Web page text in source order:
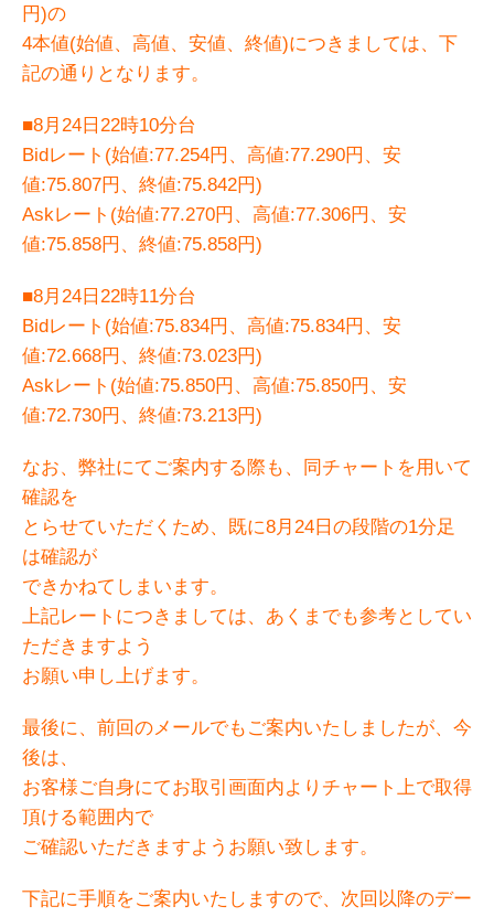
円)の
4本値(始値、高値、安値、終値)につきましては、下
記の通りとなります。
■8月24日22時10分台
Bidレート(始値:77.254円、高値:77.290円、安
値:75.807円、終値:75.842円)
Askレート(始値:77.270円、高値:77.306円、安
値:75.858円、終値:75.858円)
■8月24日22時11分台
Bidレート(始値:75.834円、高値:75.834円、安
値:72.668円、終値:73.023円)
Askレート(始値:75.850円、高値:75.850円、安
値:72.730円、終値:73.213円)
なお、弊社にてご案内する際も、同チャートを用いて
確認を
とらせていただくため、既に8月24日の段階の1分足
は確認が
できかねてしまいます。
上記レートにつきましては、あくまでも参考としてい
ただきますよう
お願い申し上げます。
最後に、前回のメールでもご案内いたしましたが、今
後は、
お客様ご自身にてお取引画面内よりチャート上で取得
頂ける範囲内で
ご確認いただきますようお願い致します。
下記に手順をご案内いたしますので、次回以降のデー